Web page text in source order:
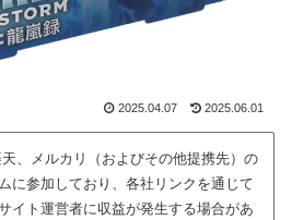
2025.04.07 2025.06.01
、メルカリ（およびその他提携先）の
に参加しており、各社リンクを通じて
イト運営者に収益が発生する場合があ